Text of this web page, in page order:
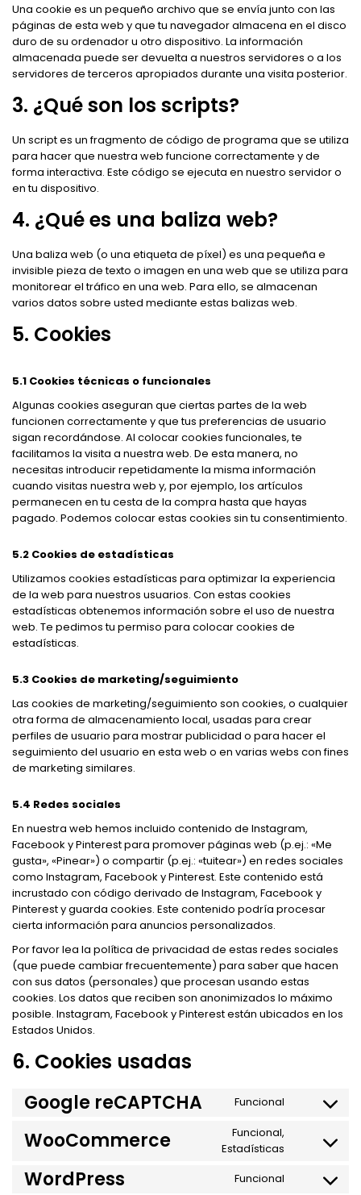
Una cookie es un pequeño archivo que se envía junto con las
páginas de esta web y que tu navegador almacena en el disco
duro de su ordenador u otro dispositivo. La información
almacenada puede ser devuelta a nuestros servidores o a los
servidores de terceros apropiados durante una visita posterior.
3. ¿Qué son los scripts?
Un script es un fragmento de código de programa que se utiliza
para hacer que nuestra web funcione correctamente y de
forma interactiva. Este código se ejecuta en nuestro servidor o
en tu dispositivo.
4. ¿Qué es una baliza web?
Una baliza web (o una etiqueta de píxel) es una pequeña e
invisible pieza de texto o imagen en una web que se utiliza para
monitorear el tráfico en una web. Para ello, se almacenan
varios datos sobre usted mediante estas balizas web.
5. Cookies
5.1 Cookies técnicas o funcionales
Algunas cookies aseguran que ciertas partes de la web
funcionen correctamente y que tus preferencias de usuario
sigan recordándose. Al colocar cookies funcionales, te
facilitamos la visita a nuestra web. De esta manera, no
necesitas introducir repetidamente la misma información
cuando visitas nuestra web y, por ejemplo, los artículos
permanecen en tu cesta de la compra hasta que hayas
pagado. Podemos colocar estas cookies sin tu consentimiento.
5.2 Cookies de estadísticas
Utilizamos cookies estadísticas para optimizar la experiencia
de la web para nuestros usuarios. Con estas cookies
estadísticas obtenemos información sobre el uso de nuestra
web. Te pedimos tu permiso para colocar cookies de
estadísticas.
5.3 Cookies de marketing/seguimiento
Las cookies de marketing/seguimiento son cookies, o cualquier
otra forma de almacenamiento local, usadas para crear
perfiles de usuario para mostrar publicidad o para hacer el
seguimiento del usuario en esta web o en varias webs con fines
de marketing similares.
5.4 Redes sociales
En nuestra web hemos incluido contenido de Instagram,
Facebook y Pinterest para promover páginas web (p.ej.: «Me
gusta», «Pinear») o compartir (p.ej.: «tuitear») en redes sociales
como Instagram, Facebook y Pinterest. Este contenido está
incrustado con código derivado de Instagram, Facebook y
Pinterest y guarda cookies. Este contenido podría procesar
cierta información para anuncios personalizados.
Por favor lea la política de privacidad de estas redes sociales
(que puede cambiar frecuentemente) para saber que hacen
con sus datos (personales) que procesan usando estas
cookies. Los datos que reciben son anonimizados lo máximo
posible. Instagram, Facebook y Pinterest están ubicados en los
Estados Unidos.
6. Cookies usadas
Google reCAPTCHA Funcional
Consent
service
WooCommerce
Funcional,
Estadísticas
Consent
service
WordPress Funcional
Consent